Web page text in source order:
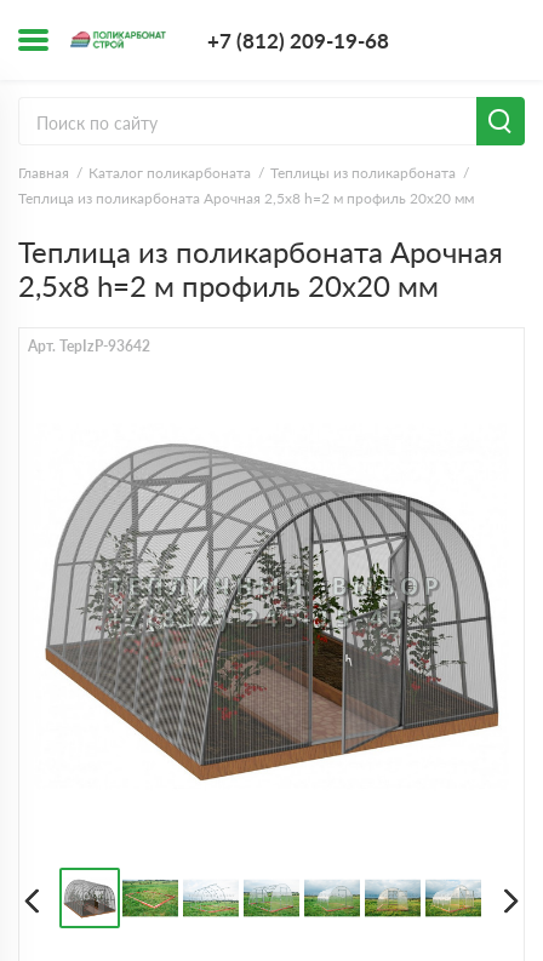
+7 (812) 209-19-68
Главная Каталог поликарбоната
Теплицы из поликарбоната
Теплица из поликарбоната Арочная 2,5х8 h=2 м профиль 20х20 мм
Теплица из поликарбоната Арочная
2,5х8 h=2 м профиль 20х20 мм
Арт. TepIzP-93642